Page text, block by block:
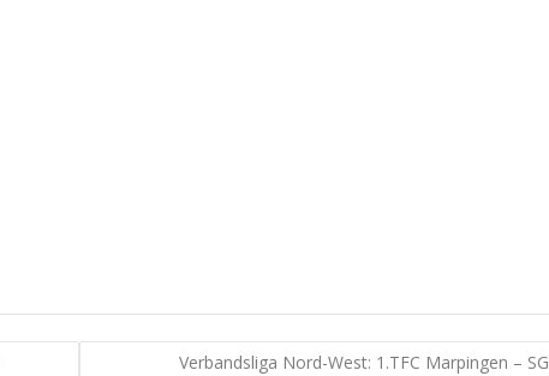
Verbandsliga Nord-West: 1.TFC Marpingen – SG